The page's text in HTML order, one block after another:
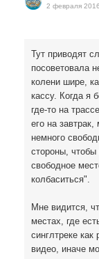
2 февраля
Тут приводят
посоветовала
колени шире,
кассу. Когда я
где-то на
его на
немного
стороны,
свободное
колбаситься".
Мне видится,
местах, где
синглтреке
видео, иначе